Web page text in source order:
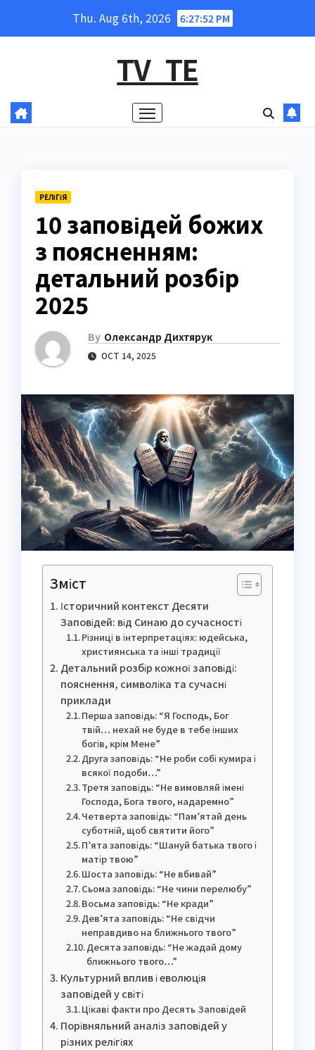
Thu. Aug 6th, 2026 6:27:53 PM
TV_TE
РЕЛІГІЯ
10 заповідей божих
з поясненням:
детальний розбір
2025
By Олександр Дихтярук
OCT 14, 2025
Зміст
Історичний контекст Десяти
Заповідей: від Синаю до сучасності
Різниці в інтерпретаціях: юдейська,
християнська та інші традиції
Детальний розбір кожної заповіді:
пояснення, символіка та сучасні
приклади
Перша заповідь: “Я Господь, Бог
твій… нехай не буде в тебе інших
богів, крім Мене”
Друга заповідь: “Не роби собі кумира і
всякої подоби…”
Третя заповідь: “Не вимовляй імені
Господа, Бога твого, надаремно”
Четверта заповідь: “Пам’ятай день
суботній, щоб святити його”
П’ята заповідь: “Шануй батька твого і
матір твою”
Шоста заповідь: “Не вбивай”
Сьома заповідь: “Не чини перелюбу”
Восьма заповідь: “Не кради”
Дев’ята заповідь: “Не свідчи
неправдиво на ближнього твого”
Десята заповідь: “Не жадай дому
ближнього твого…”
Культурний вплив і еволюція
заповідей у світі
Цікаві факти про Десять Заповідей
Порівняльний аналіз заповідей у
різних релігіях